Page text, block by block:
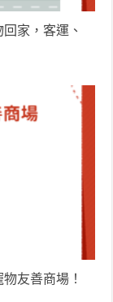
家，客運、
友善商場！